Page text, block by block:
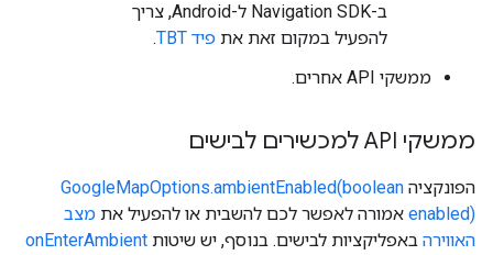
ב-Navigation SDK ל-Android, צריך
להפעיל במקום זאת את פיד TBT
.
ממשקי API אחרים.
ממשקי API למכשירים לבישים
הפונקציה GoogleMapOptions.ambientEnabled(boolean
enabled) אמורה לאפשר לכם להשבית או להפעיל את מצב
האווירה באפליקציות לבישים. בנוסף, יש שיטות onEnterAmbient